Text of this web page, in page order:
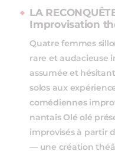
LA
Improvisation
Quatre femmes
rare et audacieuse
assumée et
solos aux
comédiennes
nantais Olé olé
improvisés à partir
— une création